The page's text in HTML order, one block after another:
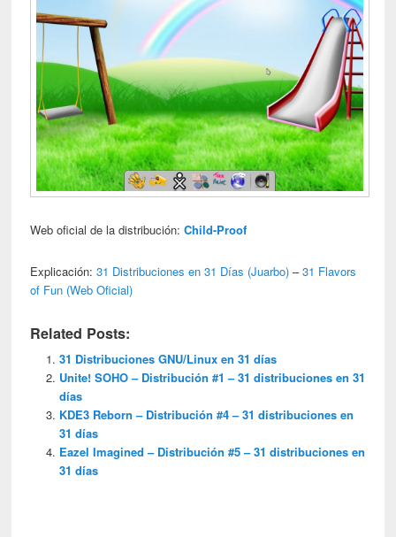
Web oficial de la distribución:Child-Proof
Explicación:31 Distribuciones en 31 Días (Juarbo) –31 Flavors
of Fun (Web Oficial)
Related Posts:
31 Distribuciones GNU/Linux en 31 días
Unite! SOHO – Distribución #1 – 31 distribuciones en 31
días
KDE3 Reborn – Distribución #4 – 31 distribuciones en
31 días
Eazel Imagined – Distribución #5 – 31 distribuciones en
31 días